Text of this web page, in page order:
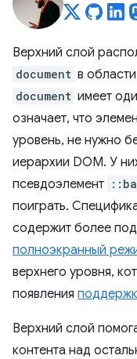
Верхний слой
document в
document имеет
означает, что
уровень, не нужно
иерархии DOM. У
псевдоэлемент
поиграть.
содержит более
полноэкранный
верхнего уровня,
появления
Верхний слой
контента над